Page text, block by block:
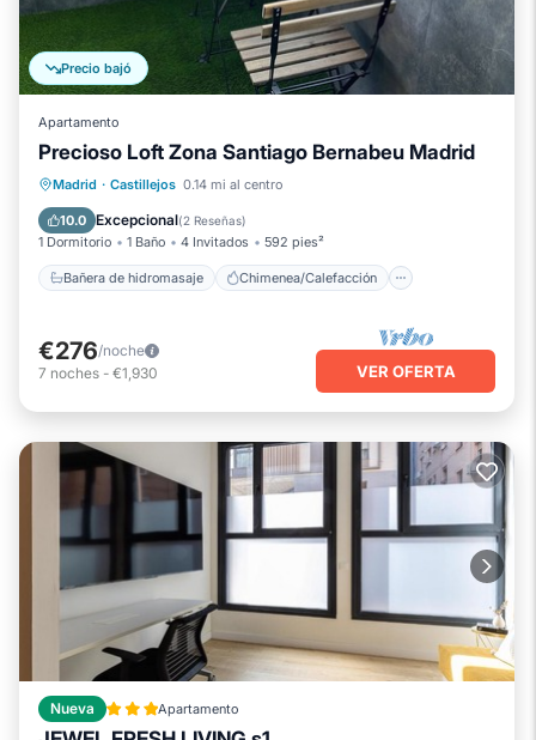
Precio bajó
Apartamento
Precioso Loft Zona Santiago Bernabeu Madrid
Madrid · Castillejos 0.14 mi al centro
10.0 Excepcional(2 Reseñas)
1 Dormitorio 1 Baño 4 Invitados 592 pies²
Bañera de hidromasaje Chimenea/Calefacción
Bañera de hidromasaje
Chimenea/Calefacción
Balcón/Terraza
€276/noche
7 noches - €1,930 VER OFERTA
Nueva Apartamento